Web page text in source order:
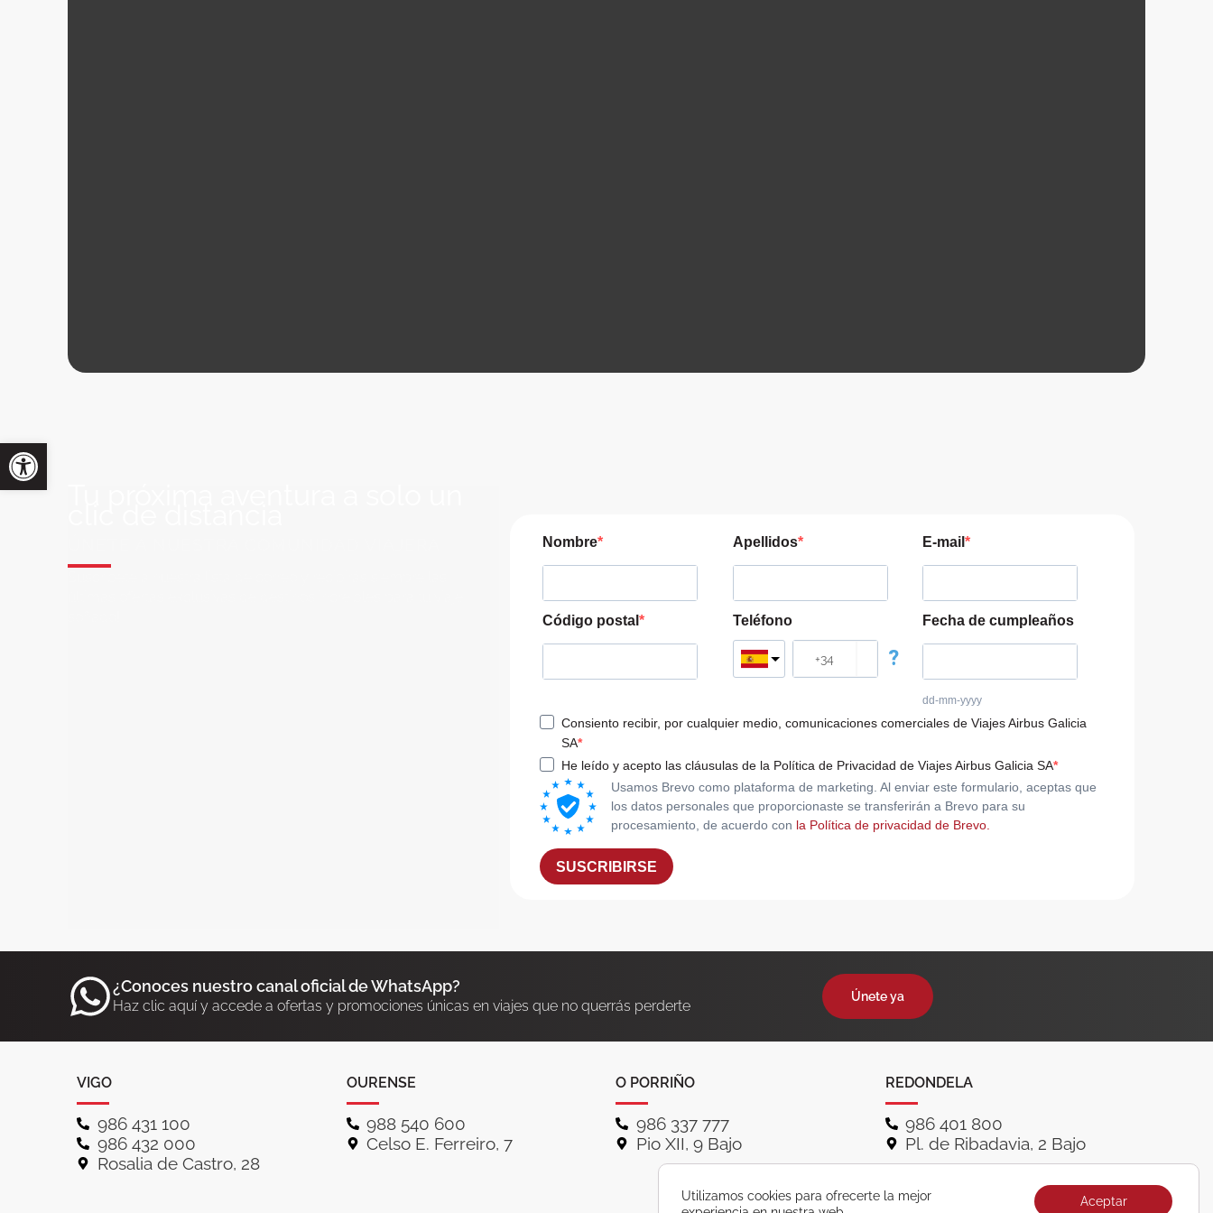
Nombre Apellidos E-mail
Código postal Teléfono
?
Fecha de cumpleaños
dd-mm-yyyy
Consiento recibir, por cualquier medio, comunicaciones comerciales de Viajes Airbus Galicia
SA
He leído y acepto las cláusulas de la Política de Privacidad de Viajes Airbus Galicia SA
Usamos Brevo como plataforma de marketing. Al enviar este formulario, aceptas que
los datos personales que proporcionaste se transferirán a Brevo para su
procesamiento, de acuerdo con la Política de privacidad de Brevo.
SUSCRIBIRSE
¿Conoces nuestro canal oficial de WhatsApp?
Haz clic aquí y accede a ofertas y promociones únicas en viajes que no querrás perderte
Únete ya
VIGO
986 431 100
986 432 000
Rosalia de Castro, 28
OURENSE
988 540 600
Celso E. Ferreiro, 7
O PORRIÑO
986 337 777
Pio XII, 9 Bajo
REDONDELA
986 401 800
Pl. de Ribadavia, 2 Bajo
Utilizamos cookies para ofrecerte la mejor
Aceptar